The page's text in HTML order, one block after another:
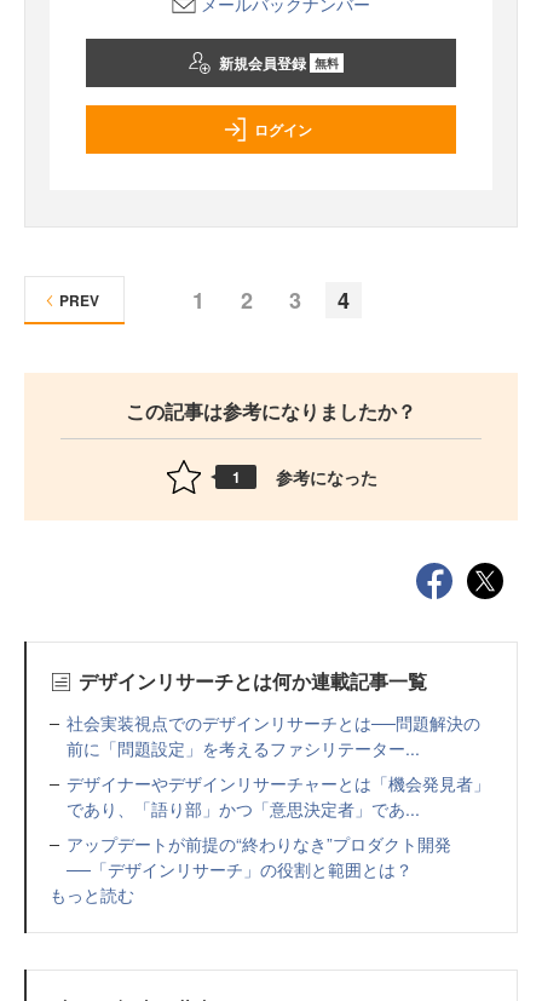
新規会員登録 無料
ログイン
1 2 3 4
PREV
この記事は参考になりましたか？
1 参考になった
デザインリサーチとは何か連載記事一覧
社会実装視点でのデザインリサーチとは──問題解決の
前に「問題設定」を考えるファシリテーター...
デザイナーやデザインリサーチャーとは「機会発見者」
であり、「語り部」かつ「意思決定者」であ...
アップデートが前提の“終わりなき”プロダクト開発
──「デザインリサーチ」の役割と範囲とは？
もっと読む